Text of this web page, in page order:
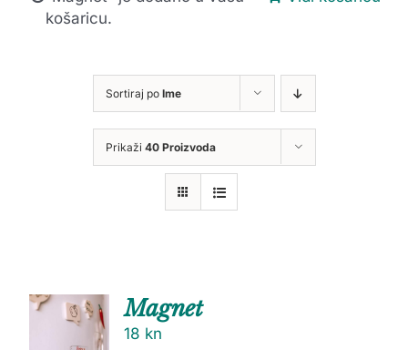
košaricu.
Sortiraj po Ime
Prikaži 40 Proizvoda
Magnet
18 kn